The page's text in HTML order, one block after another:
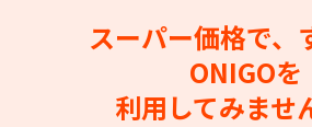
スーパー価格で、
ONIGOを
利用してみませ